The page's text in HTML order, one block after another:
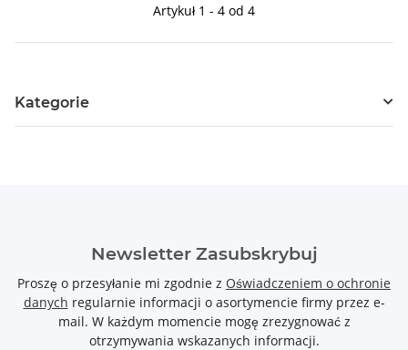
Artykuł 1 - 4 od 4
Kategorie
Newsletter Zasubskrybuj
Proszę o przesyłanie mi zgodnie z Oświadczeniem o ochronie
danych regularnie informacji o asortymencie firmy przez e-
mail. W każdym momencie mogę zrezygnować z
otrzymywania wskazanych informacji.